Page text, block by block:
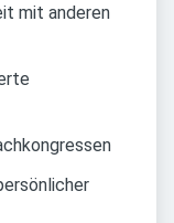
mit anderen